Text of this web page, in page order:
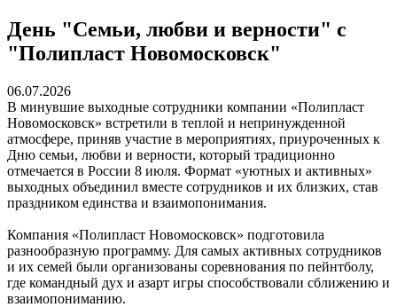
День "Семьи, любви и верности" с
"Полипласт Новомосковск"
06.07.2026
В минувшие выходные сотрудники компании «Полипласт
Новомосковск» встретили в теплой и непринужденной
атмосфере, приняв участие в мероприятиях, приуроченных к
Дню семьи, любви и верности, который традиционно
отмечается в России 8 июля. Формат «уютных и активных»
выходных объединил вместе сотрудников и их близких, став
праздником единства и взаимопонимания.
Компания «Полипласт Новомосковск» подготовила
разнообразную программу. Для самых активных сотрудников
и их семей были организованы соревнования по пейнтболу,
где командный дух и азарт игры способствовали сближению и
взаимопониманию.